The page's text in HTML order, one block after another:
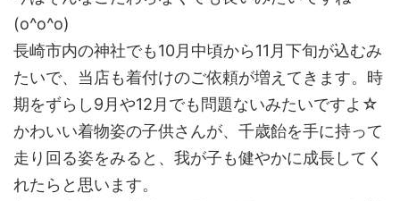
(o^o^o)
長崎市内の神社でも10月中頃から11月下旬が込むみ
たいで、当店も着付けのご依頼が増えてきます。時
期をずらし9月や12月でも問題ないみたいですよ☆
かわいい着物姿の子供さんが、千歳飴を手に持って
走り回る姿をみると、我が子も健やかに成長してく
れたらと思います。